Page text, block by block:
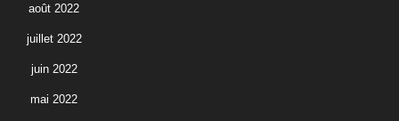
août 2022
juillet 2022
juin 2022
mai 2022